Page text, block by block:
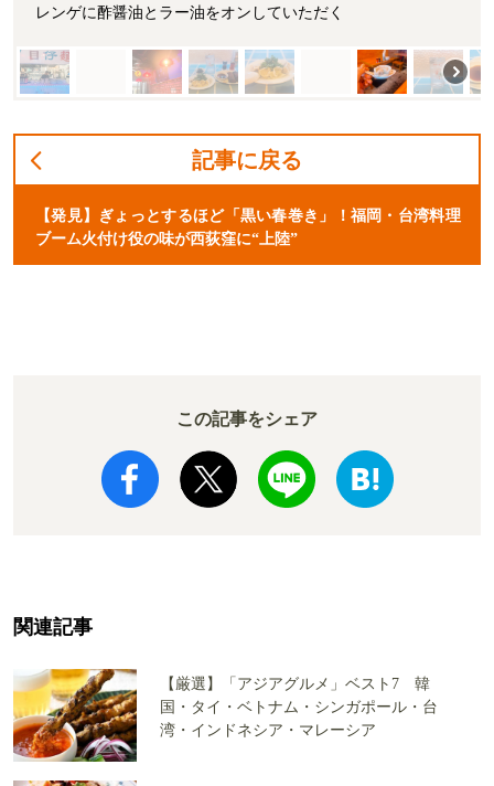
レンゲに酢醤油とラー油をオンしていただく
記事に戻る
【発見】ぎょっとするほど「黒い春巻き」！福岡・台湾料理
ブーム火付け役の味が西荻窪に“上陸”
この記事をシェア
関連記事
【厳選】「アジアグルメ」ベスト7 韓
国・タイ・ベトナム・シンガポール・台
湾・インドネシア・マレーシア